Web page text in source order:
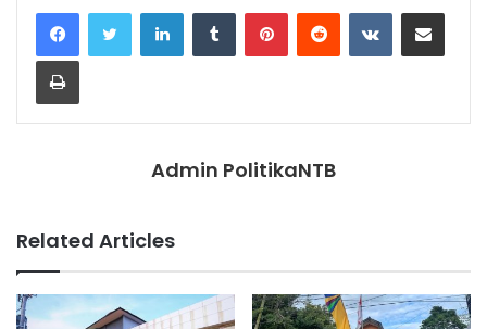
LinkedInTumblr PinterestReddit VKontakteShare via Email
Print
Admin PolitikaNTB
Related Articles